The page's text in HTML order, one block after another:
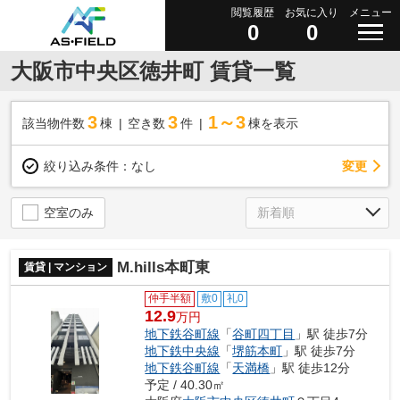
閲覧履歴
0
お気に入り
0
メニュー
大阪市中央区徳井町 賃貸一覧
該当物件数 3棟 空き数 3 件 1～3 棟を表示
絞り込み条件： なし 変更
空室のみ
賃貸 | マンション M.hills本町東
仲手半額 敷0 礼0
12.9万円
地下鉄谷町線 「谷町四丁目 」駅 徒歩7分
地下鉄中央線 「堺筋本町 」駅 徒歩7分
地下鉄谷町線 「天満橋 」駅 徒歩12分
予定 / 40.30㎡